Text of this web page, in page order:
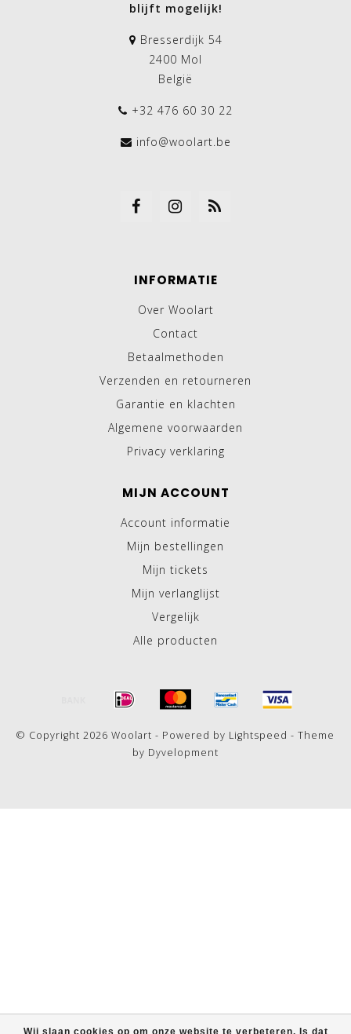
Wij slaan cookies op om onze website te verbeteren. Is dat
blijft mogelijk!
Bresserdijk 54
2400 Mol
België
+32 476 60 30 22
info@woolart.be
INFORMATIE
Over Woolart
Contact
Betaalmethoden
Verzenden en retourneren
Garantie en klachten
Algemene voorwaarden
Privacy verklaring
MIJN ACCOUNT
Account informatie
Mijn bestellingen
Mijn tickets
Mijn verlanglijst
Vergelijk
Alle producten
© Copyright 2026 Woolart - Powered by Lightspeed - Theme
by Dyvelopment